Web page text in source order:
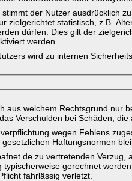
der Nutzer ausdrücklich
zielgerichtet statistisch, z.B.
dürfen. Dies gilt der
werden.
wird zu internen
aus welchem Rechtsgrund nur
Verschulden bei Schäden,
wegen Fehlens
Haftungsnormen
zu vertretenden
typischerweise gerechnet
fahrlässig verletzt.